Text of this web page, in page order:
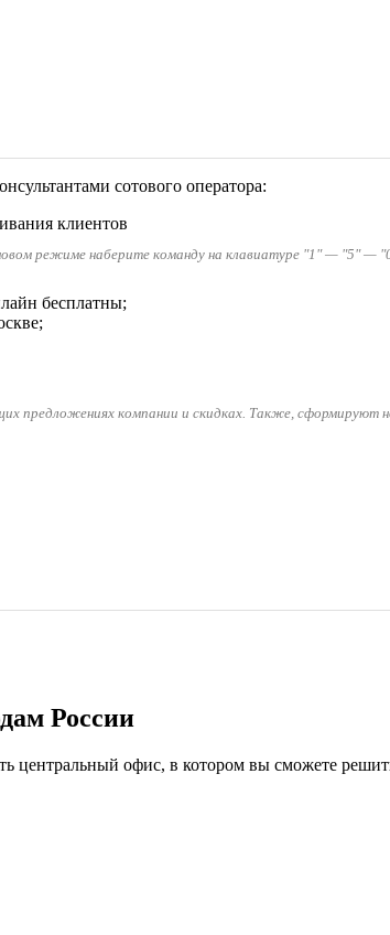
сотового оператора:
клиентов
режиме наберите команду на клавиатуре "1" — "5" —
бесплатны;
предложениях компании и скидках. Также, сформируют
России
центральный офис, в котором вы сможете